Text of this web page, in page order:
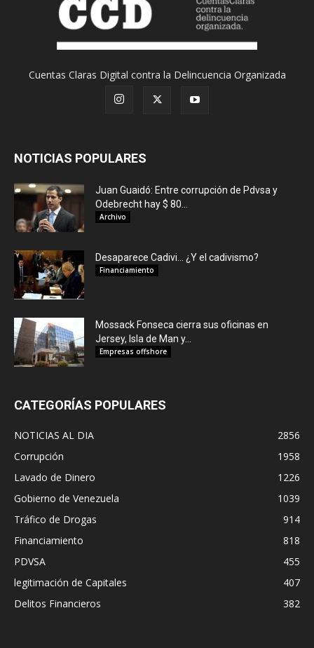
Cuentas Claras Digital contra la Delincuencia Organizada
NOTICIAS POPULARES
Juan Guaidó: Entre corrupción de Pdvsa y
Odebrecht hay $ 80...
Archivo
Desaparece Cadivi… ¿Y el cadivismo?
Financiamiento
Mossack Fonseca cierra sus oficinas en
Jersey, Isla de Man y...
Empresas offshore
CATEGORÍAS POPULARES
NOTICIAS AL DIA
2856
Corrupción
1958
Lavado de Dinero
1226
Gobierno de Venezuela
1039
Tráfico de Drogas
914
Financiamiento
818
PDVSA
455
legitimación de Capitales
407
Delitos Financieros
382